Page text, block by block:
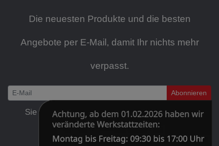
Die neuesten Produkte und die besten
Angebote per E-Mail, damit Ihr nichts mehr
verpasst.
Abonnieren
Sie können den Newsletter jederzeit kostenlos
abbestellen .